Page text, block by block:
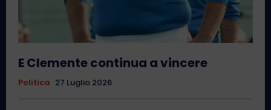
E Clemente continua a vincere
Politica 27 Luglio 2026